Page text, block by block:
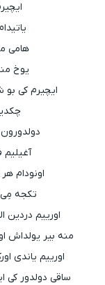
هامی
یوخ
ایچیرم کی بو
دولدورون
آغیلیم
اونودام
تکجه مِی
اورییم دردین
منه بیر یولداش
اورییم یاندی
ساقی دولدور کی